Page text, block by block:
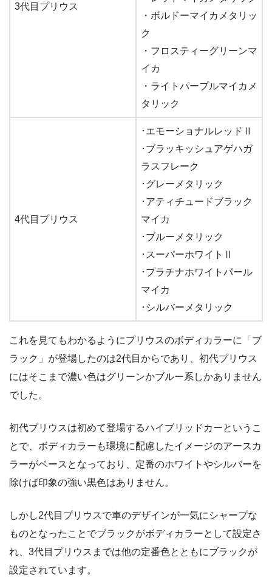
3代目プリウス
・ボルドーマイカメタリッ
ク
・フロスティーグリーンマ
イカ
・ライトパープルマイカメ
タリック
4代目プリウス
･エモーショナルレッドⅡ
･ブラッキッシュアゲハガ
ラスフレーク
･グレーメタリック
･アティチュードブラック
マイカ
･ブルーメタリック
･スーパーホワイトⅡ
･プラチナホワイトパール
マイカ
･シルバーメタリック
これを見てもわかるようにプリウスのボディカラーに「ブ
ラック」が登場したのは2代目からであり、初代プリウス
にはそこまで濃い色はグリーンかブルー系しかありません
でした。
初代プリウスは初めて登場するハイブリッドカーというこ
とで、ボディカラーも環境に配慮したイメージのアースカ
ラーがベースとなっており、定番のホワイトやシルバーを
除けば印象の強い黒色はありません。
しかし2代目プリウスで車のデザインが一気にシャープな
ものとなったことでブラックがボディカラーとして設定さ
れ、3代目プリウスまでは他の定番色とともにブラックが
設定されています。